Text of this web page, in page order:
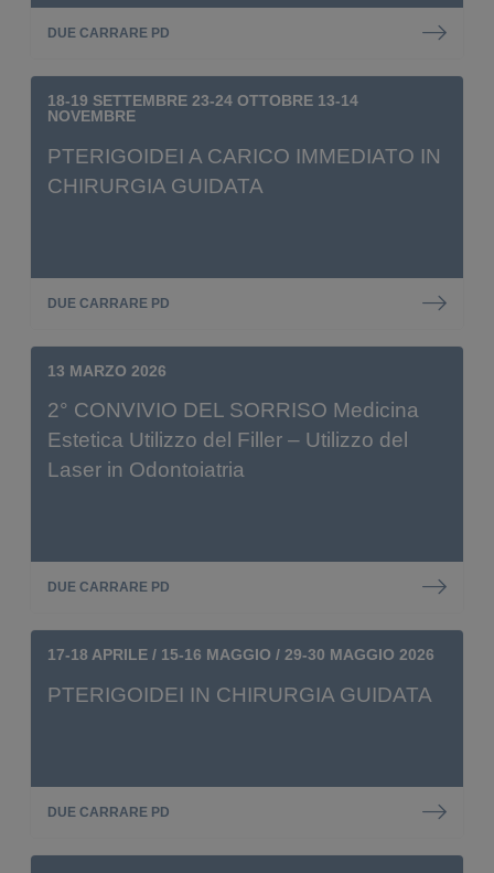
DUE CARRARE PD
18-19 SETTEMBRE 23-24 OTTOBRE 13-14
NOVEMBRE
PTERIGOIDEI A CARICO IMMEDIATO IN
CHIRURGIA GUIDATA
DUE CARRARE PD
13 MARZO 2026
2° CONVIVIO DEL SORRISO Medicina
Estetica Utilizzo del Filler – Utilizzo del
Laser in Odontoiatria
DUE CARRARE PD
17-18 APRILE / 15-16 MAGGIO / 29-30 MAGGIO 2026
PTERIGOIDEI IN CHIRURGIA GUIDATA
DUE CARRARE PD